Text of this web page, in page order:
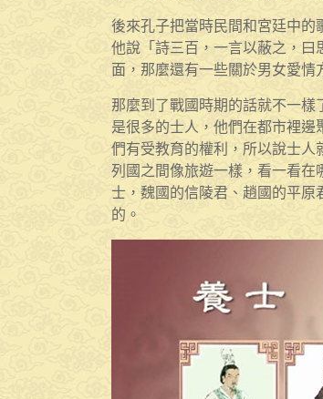
後來孔子把當時民間和宮廷中的
他說「詩三百，一言以蔽之，
面，那麼還有一些關於男女愛情
那麼到了戰國時期的話就不一
是很多的士人，他們在都市裡
們有受教育的權利，所以說士
列國之間像旅遊一樣，看一看
士，魏國的信陵君、趙國的平
的。